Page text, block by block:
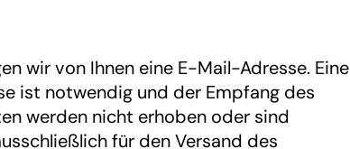
wir von Ihnen eine E-Mail-Adresse. Eine
ist notwendig und der Empfang des
werden nicht erhoben oder sind
für den Versand des